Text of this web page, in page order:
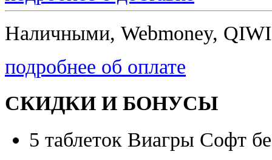
Наличными, Webmoney,
подробнее об оплате
СКИДКИ И БОНУСЫ
5 таблеток Виагры Софт